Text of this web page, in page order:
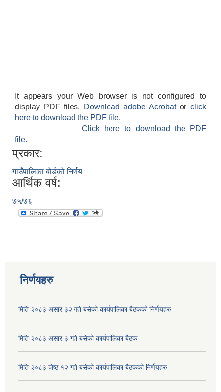
It appears your Web browser is not configured to
display PDF files.
Download adobe Acrobatorclick
here to download the PDF file.
Click here to download the PDF
file.
प्रकार:
गाउँपालिका बोर्डको निर्णय
आर्थिक वर्ष:
७५/७६
निर्णयहरु
मिति २०८३ असार ३२ गते बसेको कार्यपालिका बैठकको निर्णयहरु
मिति २०८३ असार ३ गते बसेको कार्यपालिका बैठक
मिति २०८३ जेष्ठ १२ गते बसेको कार्यपालिका बैठकको निर्णयहरु